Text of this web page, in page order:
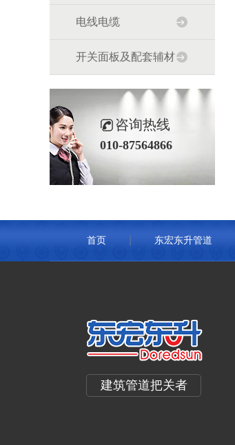
电线电缆
开关面板及配套辅材
咨询热线
010-87564866
首页 东宏东升管道
建筑管道把关者